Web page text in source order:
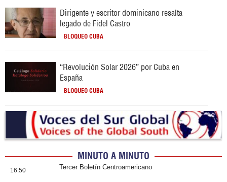
Dirigente y escritor dominicano resalta
legado de Fidel Castro
BLOQUEO CUBA
“Revolución Solar 2026” por Cuba en
España
BLOQUEO CUBA
MINUTO A MINUTO
16:50 Tercer Boletín Centroamericano